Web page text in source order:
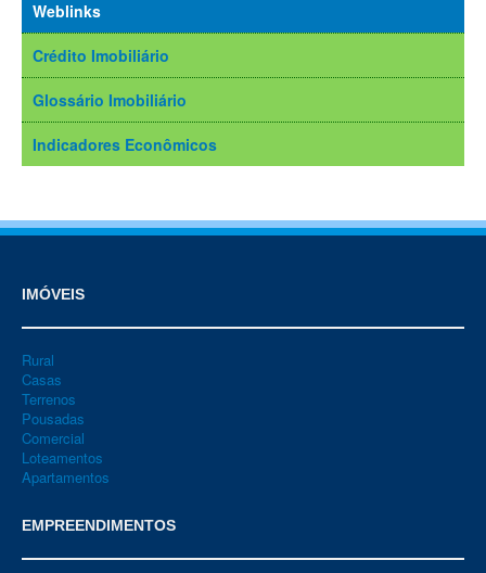
Weblinks
Crédito Imobiliário
Glossário Imobiliário
Indicadores Econômicos
IMÓVEIS
Rural
Casas
Terrenos
Pousadas
Comercial
Loteamentos
Apartamentos
EMPREENDIMENTOS